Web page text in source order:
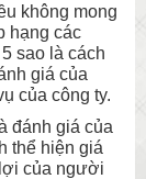
không mong
hạng các
sao là cách
giá của
của công ty.
đánh giá của
thể hiện giá
của người